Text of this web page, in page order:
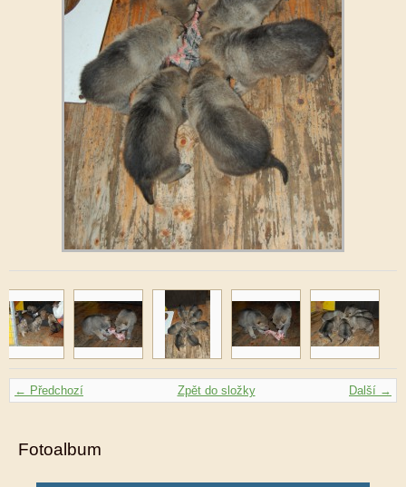
← Předchozí Další →
Zpět do složky
Fotoalbum